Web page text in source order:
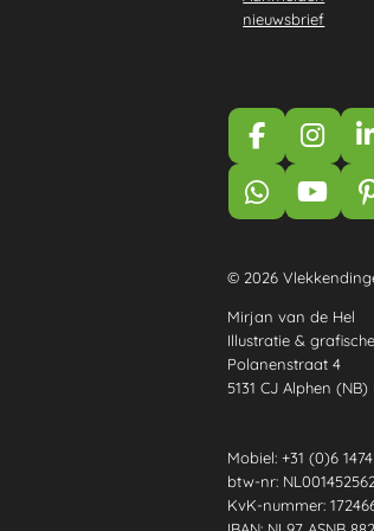
nieuwsbrief
F
c
e
o
k
I
s
t
g
a
m
I
W
h
t
A
p
p
Y
o
T
b
e
i
t
e
t
© 2026
Mirjan van de Hel
Illustratie &
Polanenstraat 4
5131 CJ Alphen
Mobiel: +31 (0)6
btw-nr:
KvK-nummer: